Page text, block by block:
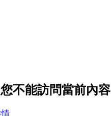
不能訪問當前內容
情